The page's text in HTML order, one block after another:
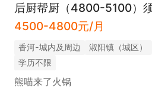
后厨帮厨（4800-5100）
4500-4800元/月
香河-城内及周边 淑阳镇（城区）
学历不限
熊喵来了火锅